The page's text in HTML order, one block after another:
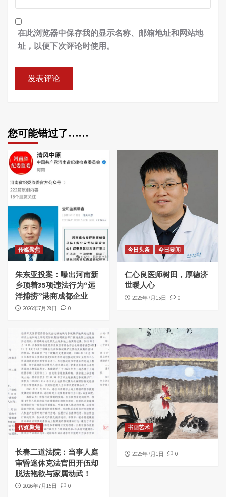
在此浏览器中保存我的显示名称、邮箱地址和网站地
址，以便下次评论时使用。
您可能错过了……
传媒聚焦
朱东亚投案：曝出河南新
乡顶着35项违法行为“远
洋捕捞”港商成都企业
2026年7月28日 0
今日头条 今日要闻
仁心良医师树田，厚德济
世暖人心
2026年7月15日 0
传媒聚焦
长春二道法院：当事人庭
审昏迷休克法官田开伍却
脱法袍欲与家属动武！
2026年7月15日 0
书画艺术
2026年7月1日 0